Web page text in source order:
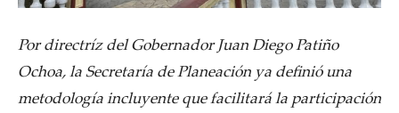
Por directríz del Gobernador Juan Diego Patiño
Ochoa, la Secretaría de Planeación ya definió una
metodología incluyente que facilitará la participación